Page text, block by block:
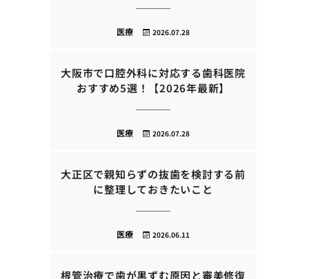
2026.07.28
医療
大阪市で口腔外科に対応する歯科医院
おすすめ5選！【2026年最新】
2026.07.28
医療
大正区で親知らずの抜歯を検討する前
に整理しておきたいこと
2026.06.11
医療
根管治療で歯が黒ずむ原因と審美修復